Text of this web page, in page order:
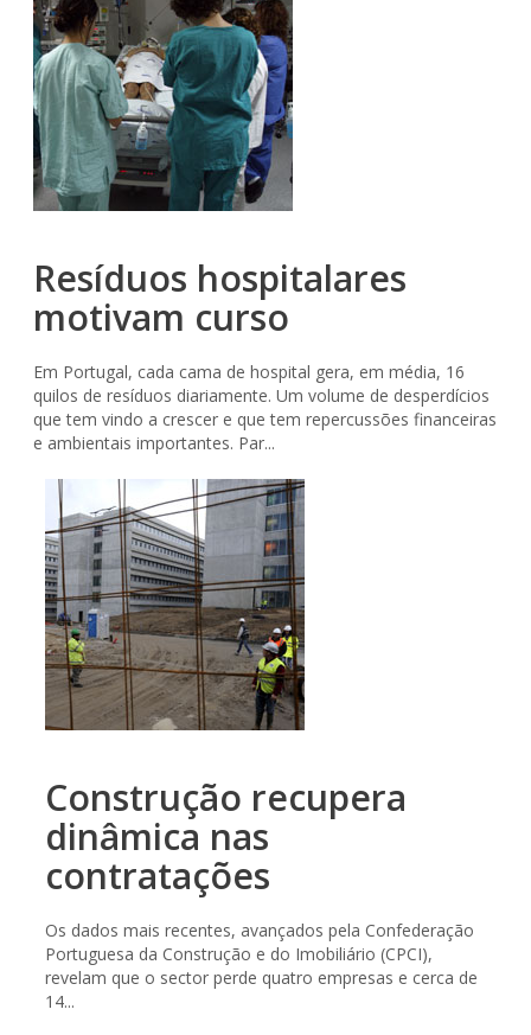
Resíduos hospitalares
motivam curso
Em Portugal, cada cama de hospital gera, em média, 16
quilos de resíduos diariamente. Um volume de desperdícios
que tem vindo a crescer e que tem repercussões financeiras
e ambientais importantes. Par...
Construção recupera
dinâmica nas
contratações
Os dados mais recentes, avançados pela Confederação
Portuguesa da Construção e do Imobiliário (CPCI),
revelam que o sector perde quatro empresas e cerca de
14...